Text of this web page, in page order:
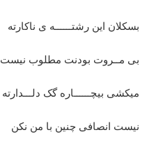
بسکلان این رشتــــــه ی ناکارته
بی مــروت بودنت مطلوب نیست
میکشی بیچــــــاره گک دلـــدارته
نیست انصافی چنین با من نکن